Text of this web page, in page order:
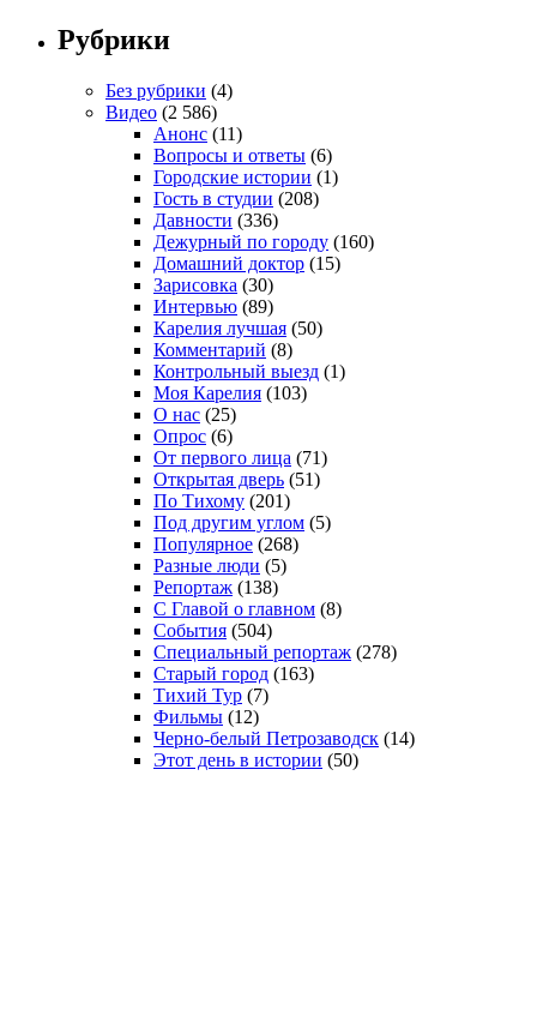
Рубрики
Без рубрики (4)
Видео (2 586)
Анонс (11)
Вопросы и ответы (6)
Городские истории (1)
Гость в студии (208)
Давности (336)
Дежурный по городу (160)
Домашний доктор (15)
Зарисовка (30)
Интервью (89)
Карелия лучшая (50)
Комментарий (8)
Контрольный выезд (1)
Моя Карелия (103)
О нас (25)
Опрос (6)
От первого лица (71)
Открытая дверь (51)
По Тихому (201)
Под другим углом (5)
Популярное (268)
Разные люди (5)
Репортаж (138)
С Главой о главном (8)
События (504)
Специальный репортаж (278)
Старый город (163)
Тихий Тур (7)
Фильмы (12)
Черно-белый Петрозаводск (14)
Этот день в истории (50)